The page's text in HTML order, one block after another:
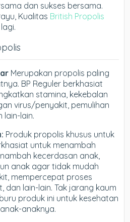
dan sukses bersama.
Kualitas British Propolis
Merupakan propolis paling
BP Reguler berkhasiat
stamina, kekebalan
virus/penyakit, pemulihan
lain-lain.
Produk propolis khusus untuk
untuk menambah
kecerdasan anak,
anak agar tidak mudah
mempercepat proses
dan lain-lain. Tak jarang kaum
produk ini untuk kesehatan
anaknya.